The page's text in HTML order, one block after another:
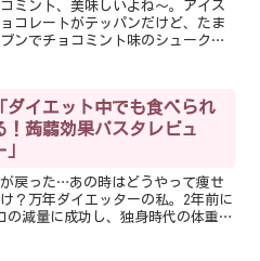
ミント、美味しいよね〜。アイス
コレートがテッパンだけど、たま
ンでチョコミント味のシュークリ
ビールさんのプロダクトなのか
グビグビグビ〜っと飲むと...
ダイエット中でも食べられ
！蒟蒻効果パスタレビュ
」
戻った…あの時はどうやって痩せ
？万年ダイエッターの私。2年前に
の減量に成功し、独身時代の体重に